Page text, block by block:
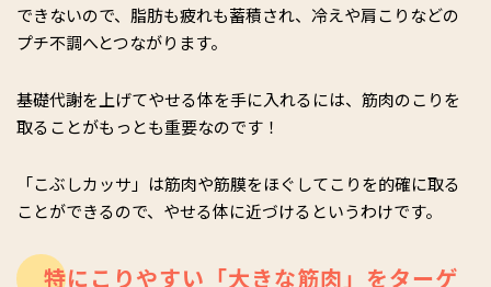
できないので、脂肪も疲れも蓄積され、冷えや肩こりなどの
プチ不調へとつながります。
基礎代謝を上げてやせる体を手に入れるには、筋肉のこりを
取ることがもっとも重要なのです！
「こぶしカッサ」は筋肉や筋膜をほぐしてこりを的確に取る
ことができるので、やせる体に近づけるというわけです。
特にこりやすい「大きな筋肉」をターゲ